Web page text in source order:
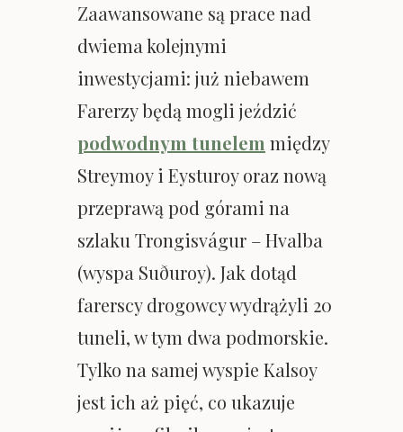
Zaawansowane są prace nad
dwiema kolejnymi
inwestycjami: już niebawem
Farerzy będą mogli jeździć
podwodnym tunelem między
Streymoy i Eysturoy oraz nową
przeprawą pod górami na
szlaku Trongisvágur – Hvalba
(wyspa Suðuroy). Jak dotąd
farerscy drogowcy wydrążyli 20
tuneli, w tym dwa podmorskie.
Tylko na samej wyspie Kalsoy
jest ich aż pięć, co ukazuje